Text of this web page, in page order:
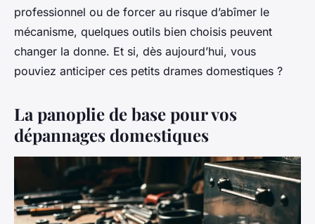
professionnel ou de forcer au risque d’abîmer le
mécanisme, quelques outils bien choisis peuvent
changer la donne. Et si, dès aujourd’hui, vous
pouviez anticiper ces petits drames domestiques ?
La panoplie de base pour vos
dépannages domestiques